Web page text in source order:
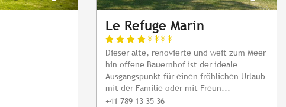
Le Refuge Marin
Dieser alte, renovierte und weit zum Meer
hin offene Bauernhof ist der ideale
Ausgangspunkt für einen fröhlichen Urlaub
mit der Familie oder mit Freun...
+41 789 13 35 36